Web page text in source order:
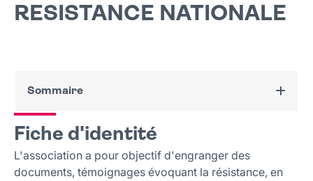
RESISTANCE NATIONALE
Sommaire
Fiche d'identité
Nous contacter
Fiche d'identité
L'association a pour objectif d'engranger des
documents, témoignages évoquant la résistance, en